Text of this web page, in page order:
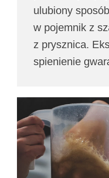
ulubiony
w pojemnik z
z prysznica.
spienienie